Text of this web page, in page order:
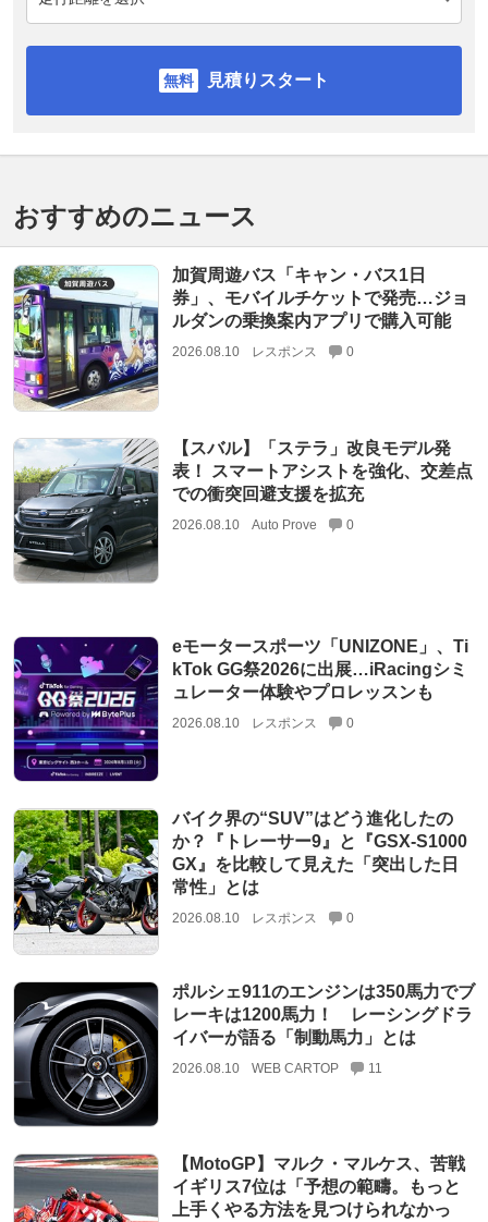
見積りスタート
おすすめのニュース
加賀周遊バス「キャン・バス1日
券」、モバイルチケットで発売…ジョ
ルダンの乗換案内アプリで購入可能
2026.08.10 レスポンス 0
【スバル】「ステラ」改良モデル発
表！ スマートアシストを強化、交差点
での衝突回避支援を拡充
2026.08.10 Auto Prove 0
eモータースポーツ「UNIZONE」、Ti
kTok GG祭2026に出展…iRacingシミ
ュレーター体験やプロレッスンも
2026.08.10 レスポンス 0
バイク界の“SUV”はどう進化したの
か？『トレーサー9』と『GSX-S1000
GX』を比較して見えた「突出した日
常性」とは
2026.08.10 レスポンス 0
ポルシェ911のエンジンは350馬力でブ
レーキは1200馬力！ レーシングドラ
イバーが語る「制動馬力」とは
2026.08.10 WEB CARTOP 11
【MotoGP】マルク・マルケス、苦戦
イギリス7位は「予想の範疇。もっと
上手くやる方法を見つけられなかっ